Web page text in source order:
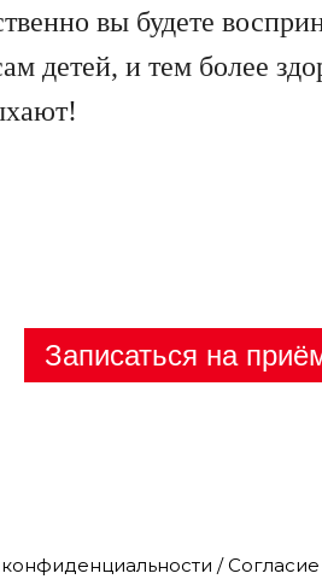
вы будете
детей, и тем более
Записаться на
/